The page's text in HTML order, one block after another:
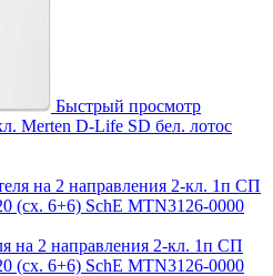
Быстрый просмотр
Merten D-Life SD бел. лотос
на 2 направления 2-кл. 1п СП
(сх. 6+6) SchE MTN3126-0000